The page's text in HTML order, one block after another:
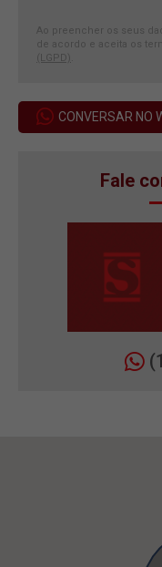
Ao preencher os seus
de acordo e aceita os
(LGPD)
CONVERSAR NO
Fale